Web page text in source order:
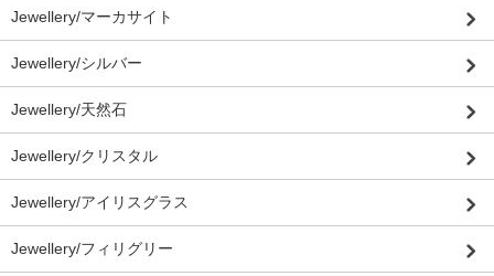
Jewellery/マーカサイト
Jewellery/シルバー
Jewellery/天然石
Jewellery/クリスタル
Jewellery/アイリスグラス
Jewellery/フィリグリー